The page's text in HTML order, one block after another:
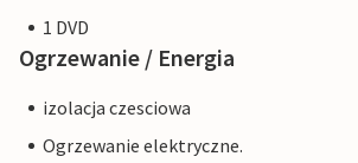
1 DVD
Ogrzewanie / Energia
izolacja czesciowa
Ogrzewanie elektryczne.